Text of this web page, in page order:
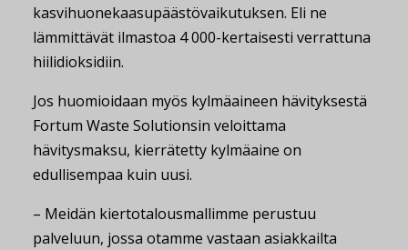
kasvihuonekaasupäästövaikutuksen. Eli ne
lämmittävät ilmastoa 4 000-kertaisesti verrattuna
hiilidioksidiin.
Jos huomioidaan myös kylmäaineen hävityksestä
Fortum Waste Solutionsin veloittama
hävitysmaksu, kierrätetty kylmäaine on
edullisempaa kuin uusi.
– Meidän kiertotalousmallimme perustuu
palveluun, jossa otamme vastaan asiakkailta